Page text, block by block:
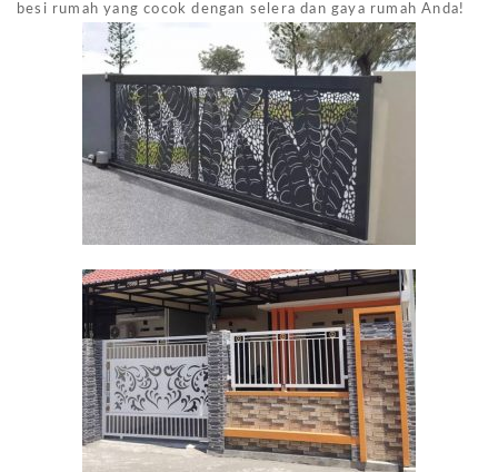
besi rumah yang cocok dengan selera dan gaya rumah Anda!